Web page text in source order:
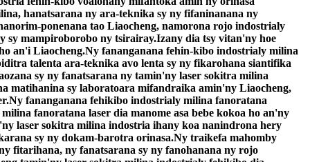
hanatsarana ny ara-teknika sy ny fifaninanana ny
ponenana tao Liaocheng, namorona rojo indostrialy
sy mampiroborobo ny tsirairay.Izany dia tsy vitan'ny hoe
an'i Liaocheng.Ny fananganana fehin-kibo indostrialy milina
talenta ara-teknika avo lenta sy ny fikarohana siantifika
sy ny fanatsarana ny tamin'ny laser sokitra milina
matihanina sy laboratoara mifandraika amin'ny Liaocheng,
fananganana fehikibo indostrialy milina fanoratana
fanoratana laser dia manome asa bebe kokoa ho an'ny
laser sokitra milina indostria ihany koa nanindrona hery
sy ny dokam-barotra orinasa.Ny traikefa mahomby
fitarihana, ny fanatsarana sy ny fanohanana ny rojo